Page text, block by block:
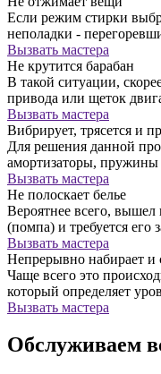
Если режим стирки
неполадки -
Вызвать мастера
Не крутится барабан
В такой ситуации,
привода или щеток
Вызвать мастера
Вибрирует, трясется и
Для решения данной
амортизаторы,
Вызвать мастера
Не полоскает белье
Вероятнее всего, вышел
(помпа) и требуется его
Вызвать мастера
Непрерывно набирает и
Чаще всего это
который определяет
Вызвать мастера
Обслуживаем